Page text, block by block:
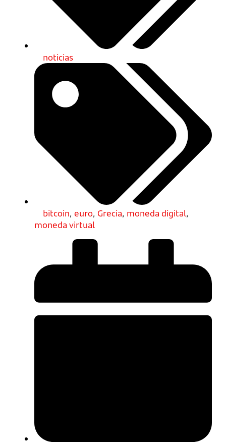
noticias
bitcoin, euro, Grecia, moneda digital,
moneda virtual